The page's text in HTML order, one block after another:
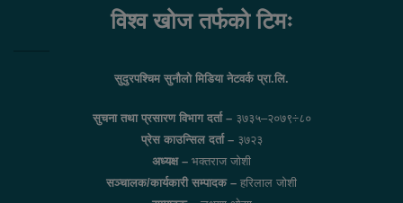
विश्व खोज तर्फको टिमः
सुदुरपश्चिम सुनौलो मिडिया नेटवर्क प्रा.लि.
सुचना तथा प्रसारण विभाग दर्ता – ३७३५–२०७९÷८०
प्रेस काउन्सिल दर्ता – ३७२३
अध्यक्ष – भक्तराज जोशी
सञ्चालक/कार्यकारी सम्पादक – हरिलाल जोशी